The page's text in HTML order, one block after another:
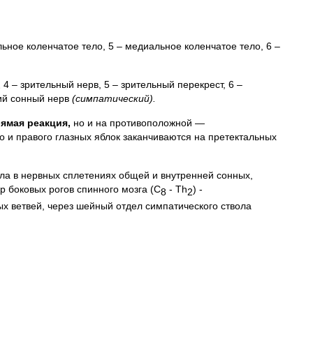
коленчатое тело, 5 – медиальное коленчатое тело, 6 –
– зрительный нерв, 5 – зрительный перекрест, 6 –
сонный нерв (симпатический).
реакция, но и на противоположной —
правого глазных яблок заканчиваются на претектальных
в нервных сплетениях общей и внутренней сонных,
рогов спинного мозга (С8 - Th2) -
ветвей, через шейный отдел симпатического ствола